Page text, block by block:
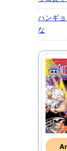
ハンギ
な